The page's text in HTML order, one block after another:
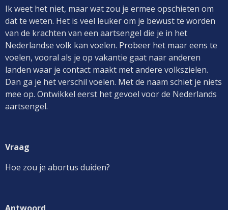
Ik weet het niet, maar wat zou je ermee opschieten om
dat te weten. Het is veel leuker om je bewust te worden
van de krachten van een aartsengel die je in het
Nederlandse volk kan voelen. Probeer het maar eens te
voelen, vooral als je op vakantie gaat naar anderen
landen waar je contact maakt met andere volkszielen.
Dan ga je het verschil voelen. Met de naam schiet je niets
mee op. Ontwikkel eerst het gevoel voor de Nederlands
aartsengel.
Vraag
Hoe zou je abortus duiden?